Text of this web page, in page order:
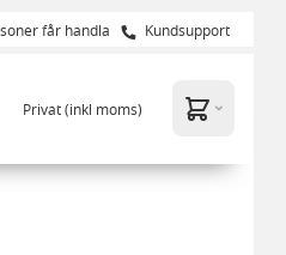
får handla Kundsupport
Privat(inkl moms)